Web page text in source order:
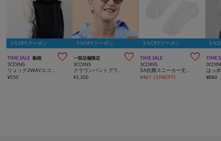
5％OFFクーポン
TIME SALE 動画 
3COINS
¥550
5％OFFクーポン
一部店舗限定 
3COINS
¥1,100
5％OFFクーポン
TIME SALE 
3COINS
¥467 (15%OFF)
5％
TIME
¥880